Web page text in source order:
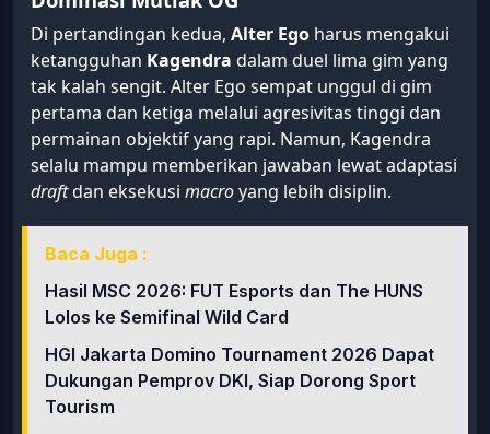
Di pertandingan kedua, Alter Ego harus mengakui
ketangguhan Kagendra dalam duel lima gim yang
tak kalah sengit. Alter Ego sempat unggul di gim
pertama dan ketiga melalui agresivitas tinggi dan
permainan objektif yang rapi. Namun, Kagendra
selalu mampu memberikan jawaban lewat adaptasi
draftdan eksekusi macroyang lebih disiplin.
Baca Juga :
Hasil MSC 2026: FUT Esports dan The HUNS
Lolos ke Semifinal Wild Card
HGI Jakarta Domino Tournament 2026 Dapat
Dukungan Pemprov DKI, Siap Dorong Sport
Tourism